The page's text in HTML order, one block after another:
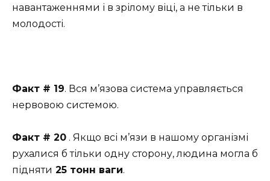
навантаженнями і в зрілому віці, а не тільки в
молодості.
Факт # 19. Вся м’язова система управляється
нервовою системою.
Факт # 20 . Якщо всі м’язи в нашому організмі
рухалися б тільки одну сторону, людина могла б
підняти 25 тонн ваги.